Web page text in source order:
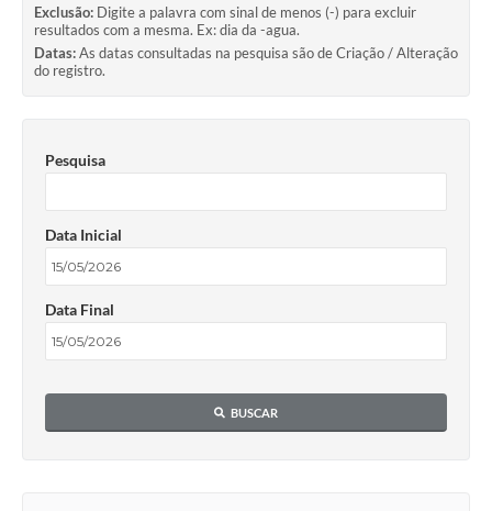
Exclusão: Digite a palavra com sinal de menos (-) para excluir
resultados com a mesma. Ex: dia da -agua.
Datas:As datas consultadas na pesquisa são de Criação / Alteração
do registro.
Pesquisa
Data Inicial
Data Final
BUSCAR